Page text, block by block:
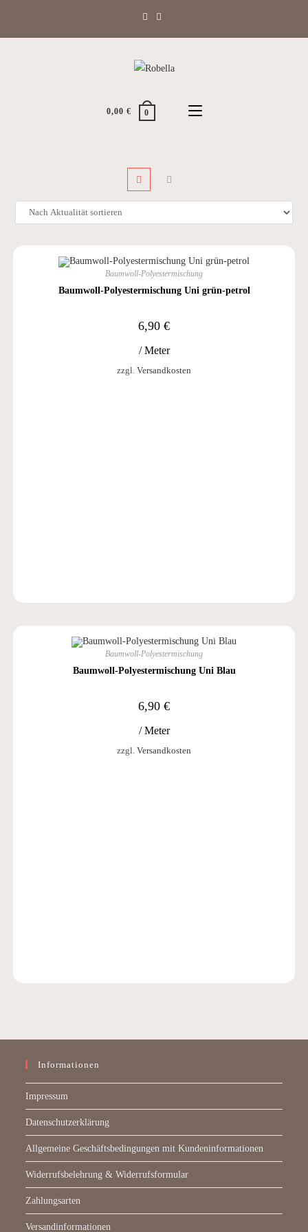
0,00 € 0
Baumwoll-Polyestermischung
Baumwoll-Polyestermischung Uni grün-petrol
6,90 €
/Meter
zzgl. Versandkosten
Baumwoll-Polyestermischung
Baumwoll-Polyestermischung Uni Blau
6,90 €
/Meter
zzgl. Versandkosten
Informationen
Impressum
Datenschutzerklärung
Allgemeine Geschäftsbedingungen mit Kundeninformationen
Widerrufsbelehrung & Widerrufsformular
Zahlungsarten
Versandinformationen